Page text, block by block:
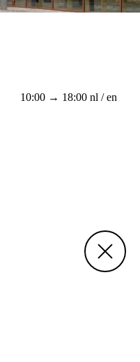
10:00 → 18:00 nl / en